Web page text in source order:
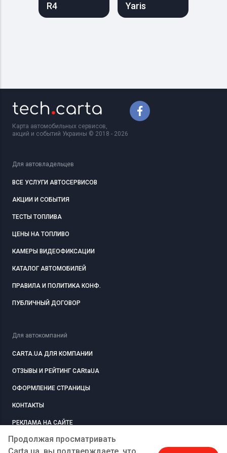
R4 Yaris
Продолжая просматривать
Карта автомобильных сервисов,
акций и событий Украины © 2018 - 2026
Для автовладельцев
ВСЕ УСЛУГИ АВТОСЕРВИСОВ
АКЦИИ И СОБЫТИЯ
ТЕСТЫ ТОПЛИВА
ЦЕНЫ НА ТОПЛИВО
КАМЕРЫ ВИДЕОФИКСАЦИИ
КАТАЛОГ АВТОМОБИЛЕЙ
ПРАВИЛА И ПОЛИТИКА КОНФ.
ПУБЛИЧНЫЙ ДОГОВОР
Для автокомпаний
CARTA.UA ДЛЯ КОМПАНИИ
ОТЗЫВЫ И РЕЙТИНГ CARtaUA
ОФОРМЛЕНИЕ СТРАНИЦЫ
КОНТАКТЫ
РЕКЛАМА НА САЙТЕ